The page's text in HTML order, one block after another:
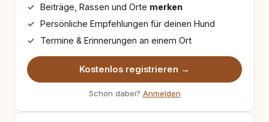
Beiträge, Rassen und Orte merken
Persönliche Empfehlungen für deinen Hund
Termine & Erinnerungen an einem Ort
Kostenlos registrieren →
Schon dabei? Anmelden